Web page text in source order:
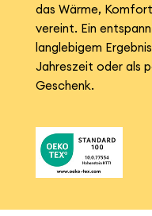
das Wärme,
vereint. Ein
langlebigem
Jahreszeit oder als
Geschenk.